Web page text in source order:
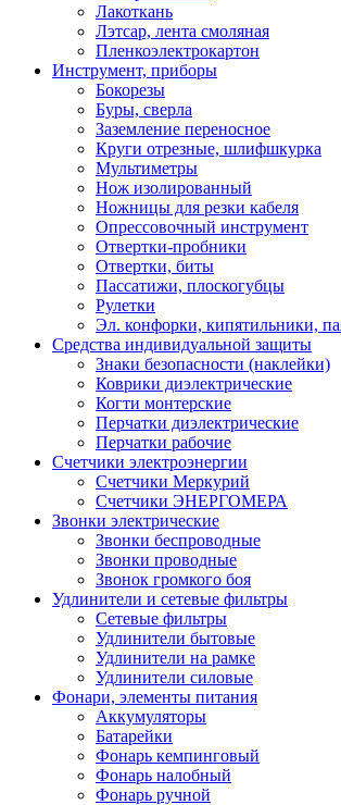
Лакоткань
Лэтсар, лента смоляная
Пленкоэлектрокартон
Инструмент, приборы
Бокорезы
Буры, сверла
Заземление переносное
Круги отрезные, шлифшкурка
Мультиметры
Нож изолированный
Ножницы для резки кабеля
Опрессовочный инструмент
Отвертки-пробники
Отвертки, биты
Пассатижи, плоскогубцы
Рулетки
Эл. конфорки, кипятильники,
Средства индивидуальной защиты
Знаки безопасности (наклейки)
Коврики диэлектрические
Когти монтерские
Перчатки диэлектрические
Перчатки рабочие
Счетчики электроэнергии
Счетчики Меркурий
Счетчики ЭНЕРГОМЕРА
Звонки электрические
Звонки беспроводные
Звонки проводные
Звонок громкого боя
Удлинители и сетевые фильтры
Сетевые фильтры
Удлинители бытовые
Удлинители на рамке
Удлинители силовые
Фонари, элементы питания
Аккумуляторы
Батарейки
Фонарь кемпинговый
Фонарь налобный
Фонарь ручной